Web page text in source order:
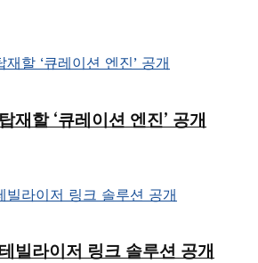
재할 ‘큐레이션 엔진’ 공개
빌라이저 링크 솔루션 공개